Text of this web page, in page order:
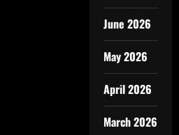
June 2026
May 2026
April 2026
March 2026